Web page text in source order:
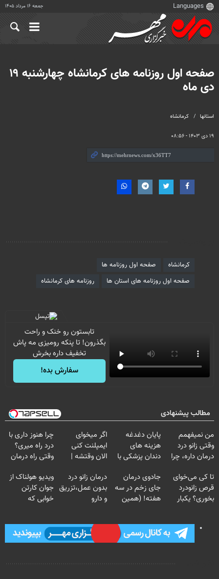
جمعه ۱۶ مرداد ۱۴۰۵
استانها کرمانشاه
۱۹ دی ۱۴۰۳ - ۰۸:۵۶
صفحه اول روزنامه های کرمانشاه چهارشنبه ۱۹
دی ماه
کرمانشاه
صفحه اول روزنامه ها
صفحه اول روزنامه های استان ها
روزنامه های کرمانشاه
تابستون رو خنک و راحت
بگذرون! تا پنکه رومیزی مه پاش
تخفیف داره بخرش
سفارش بده!
مطالب پیشنهادی
من نمیفهمم
وقتی زانو درد
درمان داره، چرا
تحمل میکنی؟❗
پایان دغدغه
هزینه های
دندان پزشکی با
خانگی
اگر میخوای
ایمپلنت کنی
الان وقتشه |
میلیون تومان!!!
چرا هنوز داری با
درد راه میری؟
وقتی راه درمان
تا کی می‌خوای
قرص زانودرد
بخوری؟ یکبار
جادوی درمان
جای زخم در سه
هفته! (همین
درمان زانو درد
بدون عمل،تزریق
و دارو
ویدیو هولناک از
جوان کارتن
خوابی که